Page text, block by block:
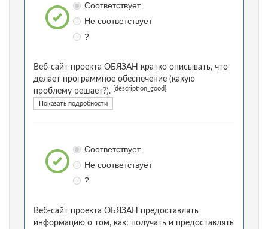
Соответствует
Не соответствует
?
Веб-сайт проекта ОБЯЗАН кратко описывать, что
делает программное обеспечение (какую
проблему решает?).
[description_good]
Показать подробности
Соответствует
Не соответствует
?
Веб-сайт проекта ОБЯЗАН предоставлять
информацию о том, как: получать и предоставлять